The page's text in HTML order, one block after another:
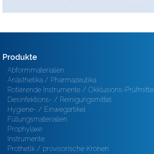
Produkte
Abformmaterialien
Anästhetika / Pharmazeutika
Rotierende Instrumente / Okklusions-Prüfmittel
Desinfektions- / Reinigungsmittel
Hygiene- / Einwegartikel
Füllungsmaterialien
Prophylaxe
Instrumente
Prothetik / provisorische Kronen